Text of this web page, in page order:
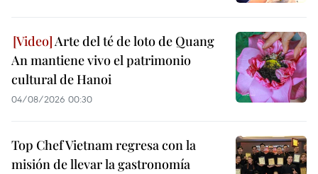
Arte del té de loto de Quang
An mantiene vivo el patrimonio
cultural de Hanoi
04/08/2026 00:30
Top Chef Vietnam regresa con la
misión de llevar la gastronomía